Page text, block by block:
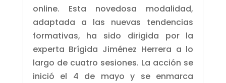
online. Esta novedosa modalidad,
adaptada a las nuevas tendencias
formativas, ha sido dirigida por la
experta Brígida Jiménez Herrera a lo
largo de cuatro sesiones. La acción se
inició el 4 de mayo y se enmarca